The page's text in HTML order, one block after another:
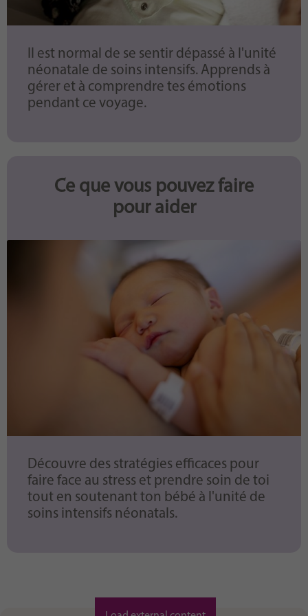
Il est normal de se sentir dépassé à l'unité
néonatale de soins intensifs. Apprends à
gérer et à comprendre tes émotions
pendant ce voyage.
Ce que vous pouvez faire
pour aider
Découvre des stratégies efficaces pour
faire face au stress et prendre soin de toi
tout en soutenant ton bébé à l'unité de
soins intensifs néonatals.